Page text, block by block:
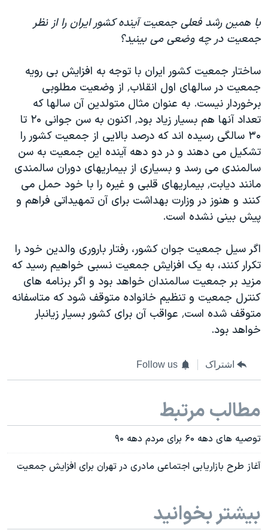
با همین رشد فعلی جمعیت آینده کشور ایران را از نظر
جمعیت در چه وضعی می بینید؟
ساختار جمعیت کشور ایران با توجه به افزایش بی رویه
جمعیت در سالهای اول انقلاب٬ از وضعیت مطلوبی
برخوردار نیست. به عنوان مثال متولدین آن سالها که
تعداد آنها هم بسیار زیاد بود٬ اکنون به سن جوانی ۲۰ تا
۳۰ سالگی رسیده اند که درصد بالایی از جمعیت کشور را
تشکیل می دهند و در دو دهه آینده این جمعیت به سن
سالمندی می رسد و بسیاری از بیماریهای دوران سالمندی
مانند دیابت٬ بیماریهای قلبی و غیره را با خود حمل می
کنند و هنوز در وزارت بهداشت برای آن تمهیداتی فراهم و
پیش بینی نشده است.
اگر سیل جمعیت جوان کشور، رفتار باروری والدین خود را
تکرار کنند، به یک افزایش جمعیت نسبی خواهیم رسید که
مزید بر جمعیت سالمندان خواهد بود و اگر برنامه های
کنترل جمعیت و تنظیم خانواده متوقف شود که متاسفانه
متوقف شده است٬ عواقب آن برای کشور بسیار زیانبار
خواهد بود.
اشتراک Follow us
مطالب مرتبط
توصیه های دهه ۶۰ برای مردم دهه ۹۰
آغاز طرح بازاريابی اجتماعی مادری در تهران برای افزایش جمعیت
بیشتر بخوانید